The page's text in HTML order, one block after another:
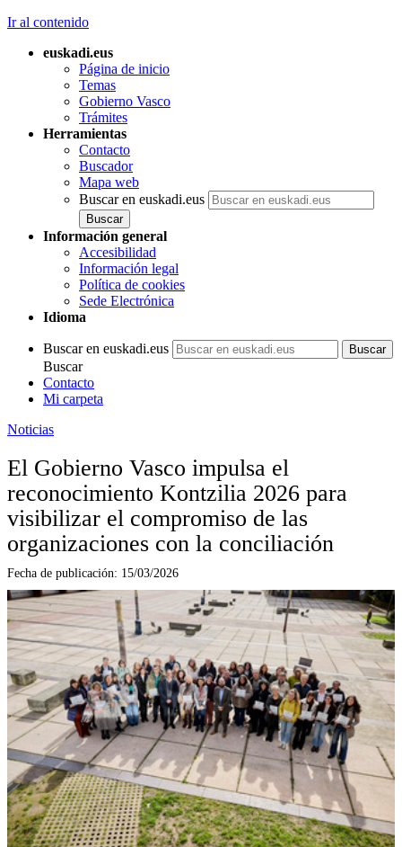
Ir al contenido
euskadi.eus
Página de inicio
Temas
Gobierno Vasco
Trámites
Herramientas
Contacto
Buscador
Mapa web
Buscar en euskadi.eus
Información general
Accesibilidad
Información legal
Política de cookies
Sede Electrónica
Idioma
Buscar en euskadi.eus
Buscar
Contacto
Mi carpeta
Noticias
El Gobierno Vasco impulsa el
reconocimiento Kontzilia 2026 para
visibilizar el compromiso de las
organizaciones con la conciliación
Fecha de publicación: 15/03/2026